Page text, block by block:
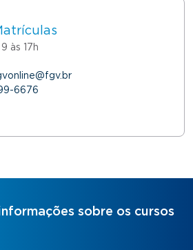
9 às 17h
6676
sobre os cursos